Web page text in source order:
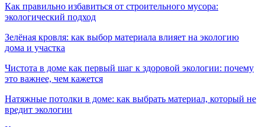
Как правильно избавиться от строительного мусора:
экологический подход
Зелёная кровля: как выбор материала влияет на экологию
дома и участка
Чистота в доме как первый шаг к здоровой экологии: почему
это важнее, чем кажется
Натяжные потолки в доме: как выбрать материал, который не
вредит экологии